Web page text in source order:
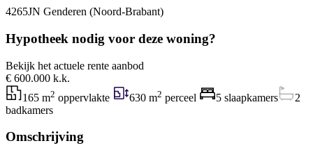
4265JN Genderen (Noord-Brabant)
Hypotheek nodig voor deze woning?
Bekijk het actuele rente aanbod
€ 600.000 k.k.
165 m2 oppervlakte 630 m2 perceel 5 slaapkamers
2
badkamers
Omschrijving